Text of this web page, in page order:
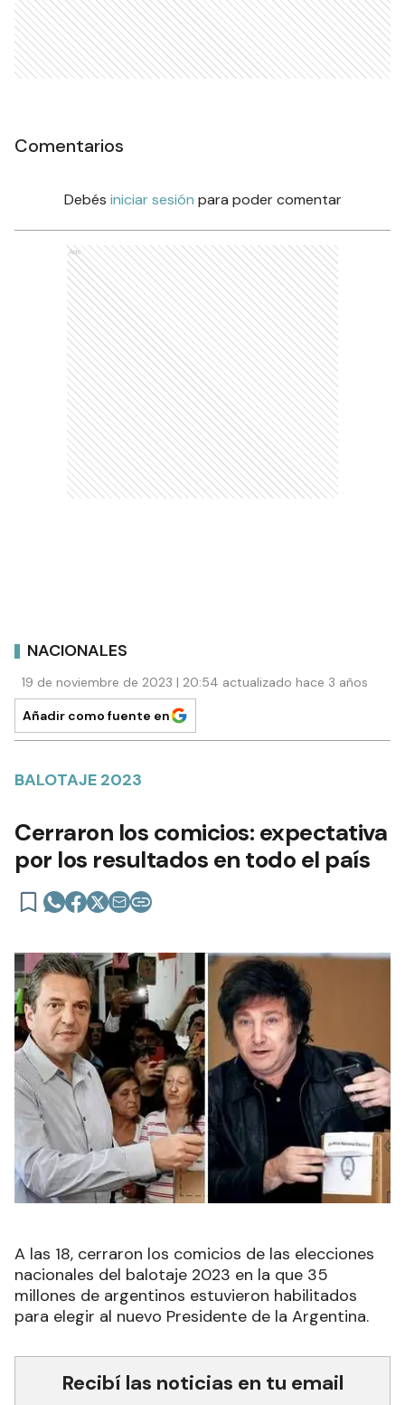
Comentarios
Debés iniciar sesión para poder comentar
Ads
NACIONALES
19 de noviembre de 2023 | 20:54 actualizado hace 3 años
Añadir como fuente en
BALOTAJE 2023
Cerraron los comicios: expectativa
por los resultados en todo el país
A las 18, cerraron los comicios de las elecciones
nacionales del balotaje 2023 en la que 35
millones de argentinos estuvieron habilitados
para elegir al nuevo Presidente de la Argentina.
Recibí las noticias en tu email